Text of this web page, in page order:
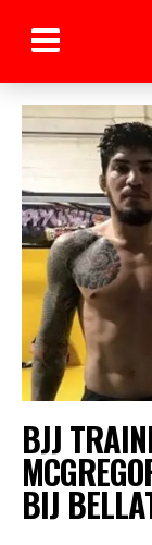
BJJ
BIJ